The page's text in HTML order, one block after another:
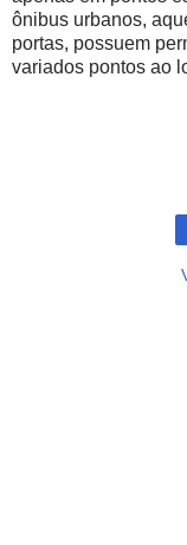
ônibus urbanos,
portas, possuem
variados pontos ao